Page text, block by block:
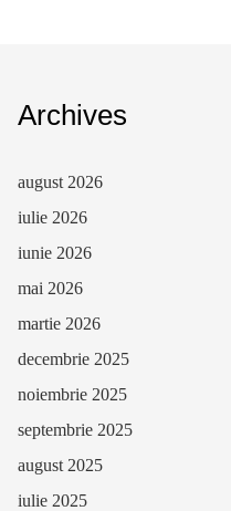
Archives
august 2026
iulie 2026
iunie 2026
mai 2026
martie 2026
decembrie 2025
noiembrie 2025
septembrie 2025
august 2025
iulie 2025